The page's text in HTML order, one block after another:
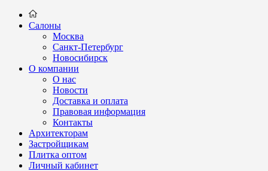
Салоны
Москва
Санкт-Петербург
Новосибирск
О компании
О нас
Новости
Доставка и оплата
Правовая информация
Контакты
Архитекторам
Застройщикам
Плитка оптом
Личный кабинет